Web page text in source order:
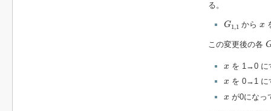
る。
G1,1
G1 からx
x
この変更後の各
x
x を 1→0 に
x
x を 0→1 に
x
x が0になっ